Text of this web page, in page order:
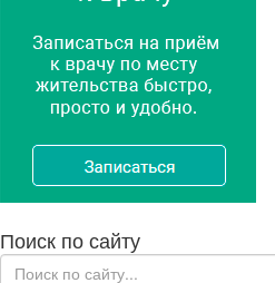
Поиск по сайту